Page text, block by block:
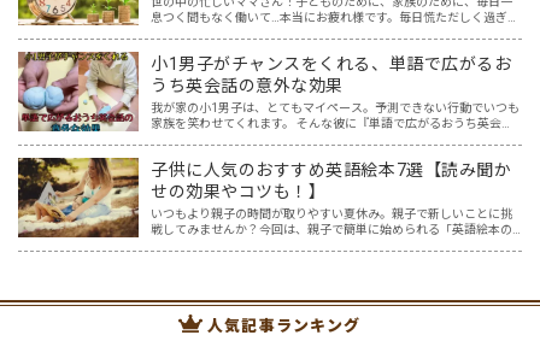
息つく間もなく働いて…本当にお疲れ様です。毎日慌ただしく過ぎ去
小1男子がチャンスをくれる、単語で広がるお
うち英会話の意外な効果
我が家の小1男子は、とてもマイペース。予測できない行動でいつも
家族を笑わせてくれます。 そんな彼に『単語で広がるおうち英会
子供に人気のおすすめ英語絵本7選【読み聞か
せの効果やコツも！】
いつもより親子の時間が取りやすい夏休み。親子で新しいことに挑
戦してみませんか？今回は、親子で簡単に始められる「英語絵本の
人気記事ランキング